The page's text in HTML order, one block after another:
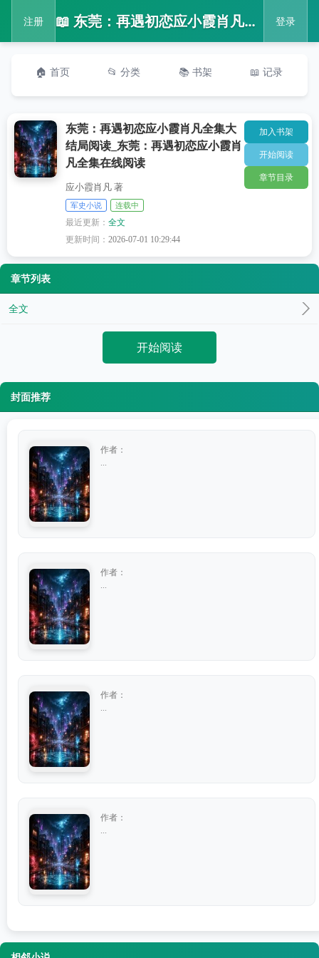
注册 📖 东莞：再遇初恋应小霞肖凡全集大结局阅读_东莞：再遇初恋应小霞肖凡全集在线阅读 登录
🏠 首页 📂 分类 📚 书架 📖 记录
东莞：再遇初恋应小霞肖凡全集大
结局阅读_东莞：再遇初恋应小霞肖
凡全集在线阅读
应小霞肖凡 著
军史小说 连载中
最近更新：全文
更新时间：2026-07-01 10:29:44
加入书架
开始阅读
章节目录
章节列表
全文
开始阅读
封面推荐
作者：
作者：
作者：
作者：